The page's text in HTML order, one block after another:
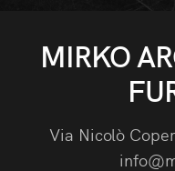
MIRKO
Via Nicolò